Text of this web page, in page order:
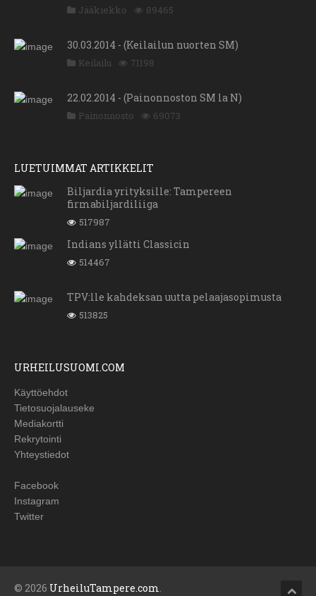
Jääkiekko 89465
30.03.2014 - (Keilailun nuorten SM)
Keilailu 71198
22.02.2014 - (Painonnoston SM la N)
Painonnosto 69073
LUETUIMMAT ARTIKKELIT
Biljardia yrityksille: Tampereen
firmabiljardiliiga
517987
Indians yllätti Classicin
514467
TPV:lle kahdeksan uutta pelaajasopimusta
513825
URHEILUSUOMI.COM
Käyttöehdot
Tietosuojalauseke
Mediakortti
Rekrytointi
Yhteystiedot
Facebook
Instagram
Twitter
© 2026 UrheiluTampere.com.